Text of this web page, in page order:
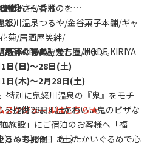
間】
ど）
ュース）
杉ん子/香雅
川温泉つるや/金谷菓子本舗/ギャ
菊/居酒屋笑絆/
KODAMA/大吉庵/MODE KIRIYA
ケジュールはこちら★
想させるものを
品等の特典を差し上げます。
冬』ぐるめ》
日(日)～28日(土)
)～2月28日(土)
特別に鬼怒川温泉の『鬼』をモチ
提供します。かわいい鬼のピザな
い。
るめも開催！あったかいぐるめで心
～2月28日（土）
施設」にご宿泊のお客様へ「福
）～2月28日（土）